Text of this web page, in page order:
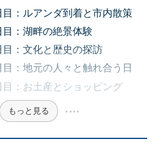
目：ルアンダ到着と市内散策
目：湖畔の絶景体験
目：文化と歴史の探訪
目：地元の人々と触れ合う日
目：お土産とショッピング
もっと見る